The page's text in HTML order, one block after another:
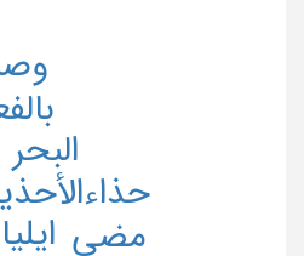
البحر
ایلیا
حذاء
مضی